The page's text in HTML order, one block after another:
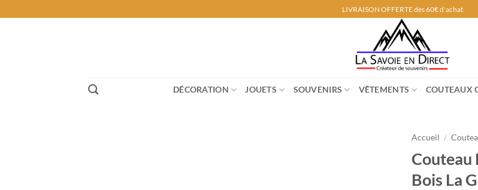
au
LIVRAISON OFFERTE dès 60€ d'achat
DÉCORATION JOUETS SOUVENIRS VÊTEMENTS COUTEAUX
Accueil /
Bois La